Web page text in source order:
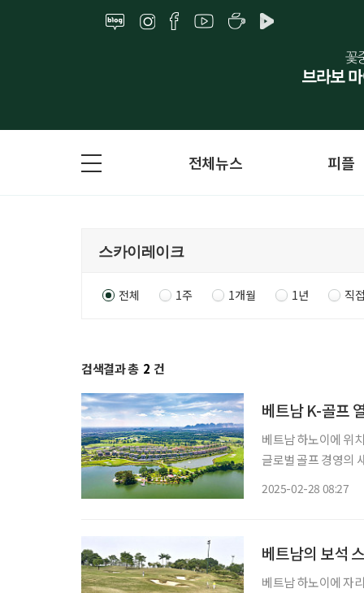
전체뉴스 피플
전체 1주 1개월 1년 직
검색결과 총 2 건
베트남 K-골프
베트남 하노이에 위
글로벌 골프 경영의
2025-02-28 08:27
베트남의 보석
베트남 하노이에 자